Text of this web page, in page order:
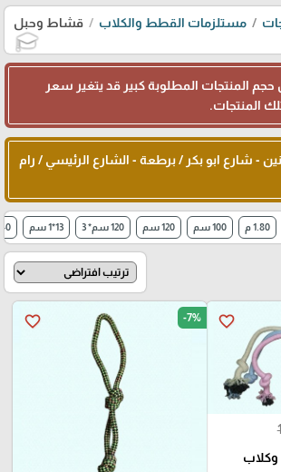
🎓
مستلزمات القطط والكلاب
قشاط وحبل
المنتجات المطلوبة كبير قد يتغير سعر
المنتجات.
- شارع ابو بكر / برطعة - الشارع الرئيسي / رام
1.80 م 100 سم 120 سم 120 سم* 3 13*1 سم 140سم
favorite_border
favorite_border -7%